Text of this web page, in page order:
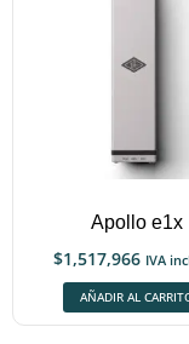
Apollo e1x
$1,517,966 IVA
AÑADIR AL